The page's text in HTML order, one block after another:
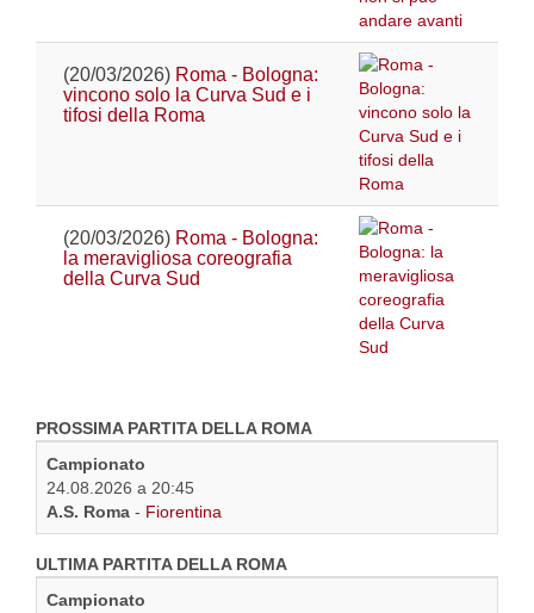
(20/03/2026) Roma - Bologna:
vincono solo la Curva Sud e i
tifosi della Roma
(20/03/2026) Roma - Bologna:
la meravigliosa coreografia
della Curva Sud
PROSSIMA PARTITA DELLA ROMA
Campionato
24.08.2026 a 20:45
A.S. Roma - Fiorentina
ULTIMA PARTITA DELLA ROMA
Campionato